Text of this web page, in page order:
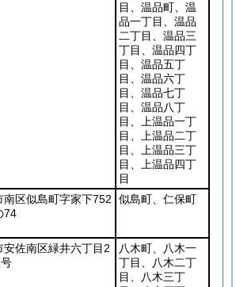
目、温品町、温
品一丁目、温品
二丁目、温品三
丁目、温品四丁
目、温品五丁
目、温品六丁
目、温品七丁
目、温品八丁
目、上温品一丁
目、上温品二丁
目、上温品三丁
目、上温品四丁
目
南区似島町字家下752
74
似島町、仁保町
安佐南区緑井六丁目2
八木町、八木一
丁目、八木二丁
目、八木三丁